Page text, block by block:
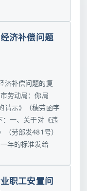
济补偿问题
济补偿问题的复
劳动局：你局
请示》（穗劳函字
：一、关于对《违
劳部发481号）
年的标准发给
职工安置问